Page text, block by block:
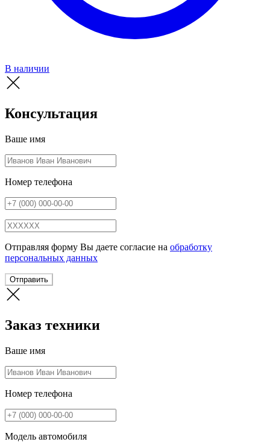
В наличии
Консультация
Ваше имя
Номер телефона
Отправляя форму Вы даете согласие на обработку
персональных данных
Отправить
Заказ техники
Ваше имя
Номер телефона
Модель автомобиля